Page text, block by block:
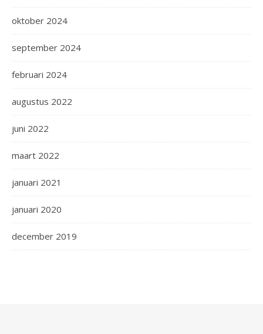
oktober 2024
september 2024
februari 2024
augustus 2022
juni 2022
maart 2022
januari 2021
januari 2020
december 2019